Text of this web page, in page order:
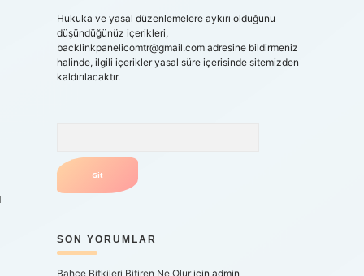
Hukuka ve yasal düzenlemelere aykırı olduğunu
düşündüğünüz içerikleri,
backlinkpanelicomtr@gmail.comadresine bildirmeniz
halinde, ilgili içerikler yasal süre içerisinde sitemizden
kaldırılacaktır.
SON YORUMLAR
Bahçe Bitkileri Bitiren Ne Oluriçin admin